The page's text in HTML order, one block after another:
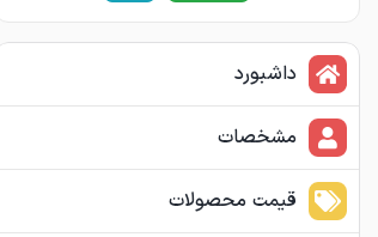
داشبورد
مشخصات
قیمت محصولات